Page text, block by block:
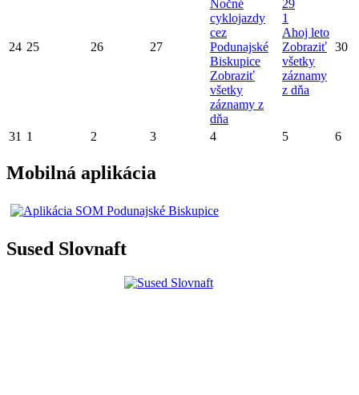
24 25 26 27
Nočné
cyklojazdy
cez
Podunajské
Biskupice
Zobraziť
všetky
záznamy z
dňa
29
1
Ahoj leto
Zobraziť
všetky
záznamy
z dňa
30
31 1 2 3 4 5 6
Mobilná aplikácia
Sused Slovnaft